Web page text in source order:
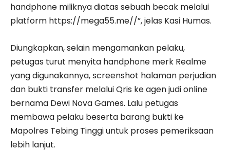
handphone miliknya diatas sebuah becak melalui
platform https://mega55.me//”, jelas Kasi Humas.
Diungkapkan, selain mengamankan pelaku,
petugas turut menyita handphone merk Realme
yang digunakannya, screenshot halaman perjudian
dan bukti transfer melalui Qris ke agen judi online
bernama Dewi Nova Games. Lalu petugas
membawa pelaku beserta barang bukti ke
Mapolres Tebing Tinggi untuk proses pemeriksaan
lebih lanjut.